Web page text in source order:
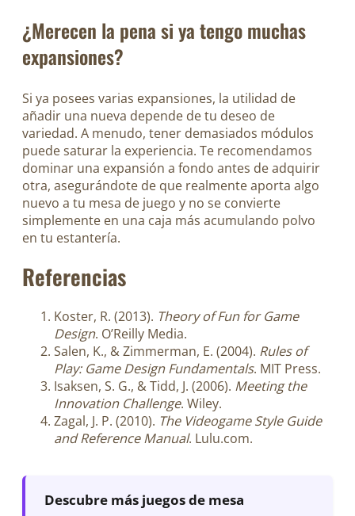
¿Merecen la pena si ya tengo muchas
expansiones?
Si ya posees varias expansiones, la utilidad de
añadir una nueva depende de tu deseo de
variedad. A menudo, tener demasiados módulos
puede saturar la experiencia. Te recomendamos
dominar una expansión a fondo antes de adquirir
otra, asegurándote de que realmente aporta algo
nuevo a tu mesa de juego y no se convierte
simplemente en una caja más acumulando polvo
en tu estantería.
Referencias
Koster, R. (2013). Theory of Fun for Game
Design. O’Reilly Media.
Salen, K., & Zimmerman, E. (2004). Rules of
Play: Game Design Fundamentals. MIT Press.
Isaksen, S. G., & Tidd, J. (2006). Meeting the
Innovation Challenge. Wiley.
Zagal, J. P. (2010). The Videogame Style Guide
and Reference Manual. Lulu.com.
Descubre más juegos de mesa